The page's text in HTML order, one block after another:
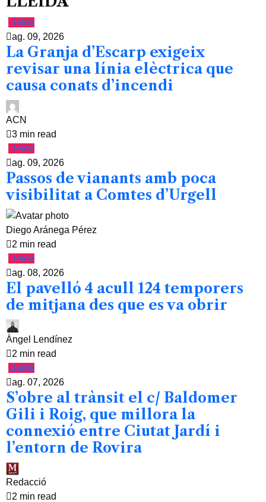
Lleida
ag. 09, 2026
La Granja d’Escarp exigeix
revisar una línia elèctrica que
causa conats d’incendi
ACN
3 min read
Lleida
ag. 09, 2026
Passos de vianants amb poca
visibilitat a Comtes d’Urgell
Diego Aránega Pérez
2 min read
Lleida
ag. 08, 2026
El pavelló 4 acull 124 temporers
de mitjana des que es va obrir
Àngel Lendínez
2 min read
Lleida
ag. 07, 2026
S’obre al trànsit el c/ Baldomer
Gili i Roig, que millora la
connexió entre Ciutat Jardí i
l’entorn de Rovira
Redacció
2 min read